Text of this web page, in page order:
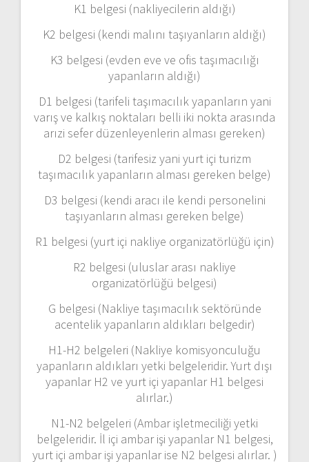
K1 belgesi (nakliyecilerin aldığı)
K2 belgesi (kendi malını taşıyanların aldığı)
K3 belgesi (evden eve ve ofis taşımacılığı
yapanların aldığı)
D1 belgesi (tarifeli taşımacılık yapanların yani
varış ve kalkış noktaları belli iki nokta arasında
arızi sefer düzenleyenlerin alması gereken)
D2 belgesi (tarifesiz yani yurt içi turizm
taşımacılık yapanların alması gereken belge)
D3 belgesi (kendi aracı ile kendi personelini
taşıyanların alması gereken belge)
R1 belgesi (yurt içi nakliye organizatörlüğü için)
R2 belgesi (uluslar arası nakliye
organizatörlüğü belgesi)
G belgesi (Nakliye taşımacılık sektöründe
acentelik yapanların aldıkları belgedir)
H1-H2 belgeleri (Nakliye komisyonculuğu
yapanların aldıkları yetki belgeleridir. Yurt dışı
yapanlar H2 ve yurt içi yapanlar H1 belgesi
alırlar.)
N1-N2 belgeleri (Ambar işletmeciliği yetki
belgeleridir. İl içi ambar işi yapanlar N1 belgesi,
yurt içi ambar işi yapanlar ise N2 belgesi alırlar. )